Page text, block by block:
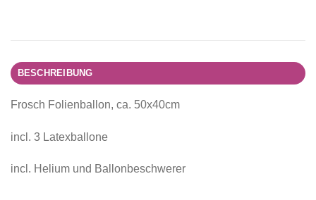
BESCHREIBUNG
Frosch Folienballon, ca. 50x40cm
incl. 3 Latexballone
incl. Helium und Ballonbeschwerer